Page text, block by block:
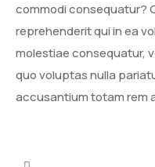
commodi consequatur?
reprehenderit qui in ea
molestiae consequatur,
quo voluptas nulla
accusantium totam rem